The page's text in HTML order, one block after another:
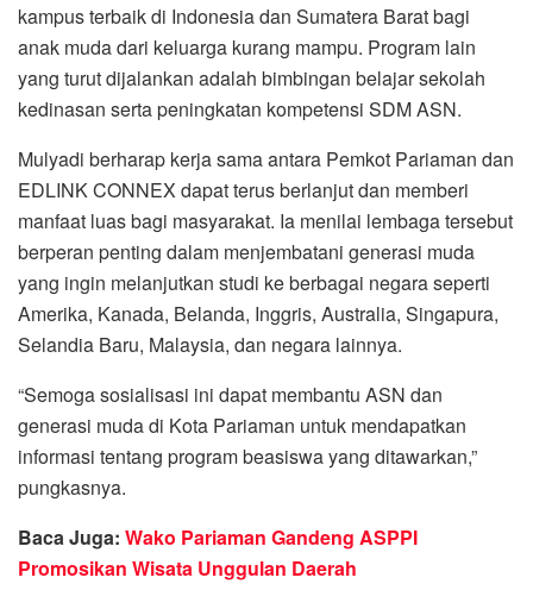
kampus terbaik di Indonesia dan Sumatera Barat bagi
anak muda dari keluarga kurang mampu. Program lain
yang turut dijalankan adalah bimbingan belajar sekolah
kedinasan serta peningkatan kompetensi SDM ASN.
Mulyadi berharap kerja sama antara Pemkot Pariaman dan
EDLINK CONNEX dapat terus berlanjut dan memberi
manfaat luas bagi masyarakat. Ia menilai lembaga tersebut
berperan penting dalam menjembatani generasi muda
yang ingin melanjutkan studi ke berbagai negara seperti
Amerika, Kanada, Belanda, Inggris, Australia, Singapura,
Selandia Baru, Malaysia, dan negara lainnya.
“Semoga sosialisasi ini dapat membantu ASN dan
generasi muda di Kota Pariaman untuk mendapatkan
informasi tentang program beasiswa yang ditawarkan,”
pungkasnya.
Baca Juga: Wako Pariaman Gandeng ASPPI
Promosikan Wisata Unggulan Daerah